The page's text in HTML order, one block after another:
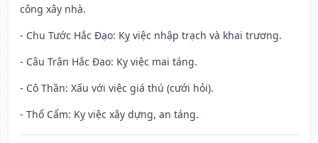
công xây nhà.
- Chu Tước Hắc Đạo: Kỵ việc nhập trạch và khai trương.
- Câu Trận Hắc Đạo: Kỵ việc mai táng.
- Cô Thần: Xấu với việc giá thú (cưới hỏi).
- Thổ Cẩm: Kỵ việc xây dựng, an táng.